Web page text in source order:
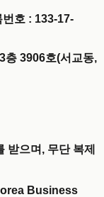
호 : 133-17-
층 3906호(서교동,
받으며, 무단 복제
Business